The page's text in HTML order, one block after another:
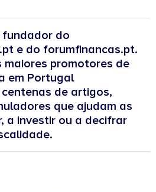
fundador do
e do forumfinancas.pt.
maiores promotores de
em Portugal
de artigos,
que ajudam as
a investir ou a decifrar